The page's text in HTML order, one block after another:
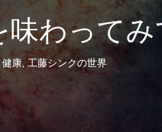
わってみ
,健康, 工藤シンクの世界